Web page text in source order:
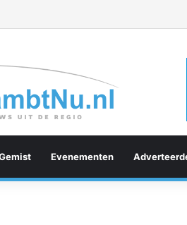
Evenementen